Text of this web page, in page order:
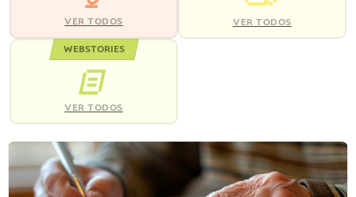
VER TODOS VER TODOS
WEBSTORIES
VER TODOS